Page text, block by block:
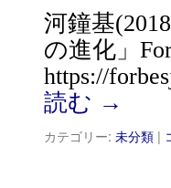
河鐘基
の進化」
https://
読む →
カテゴリー: 未分類 |